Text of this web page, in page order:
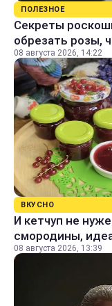
ПОЛЕЗНОЕ
Секреты
обрезать розы,
08 августа 2026, 14:22
ВКУСНО
И кетчуп не
смородины,
08 августа 2026, 13:39